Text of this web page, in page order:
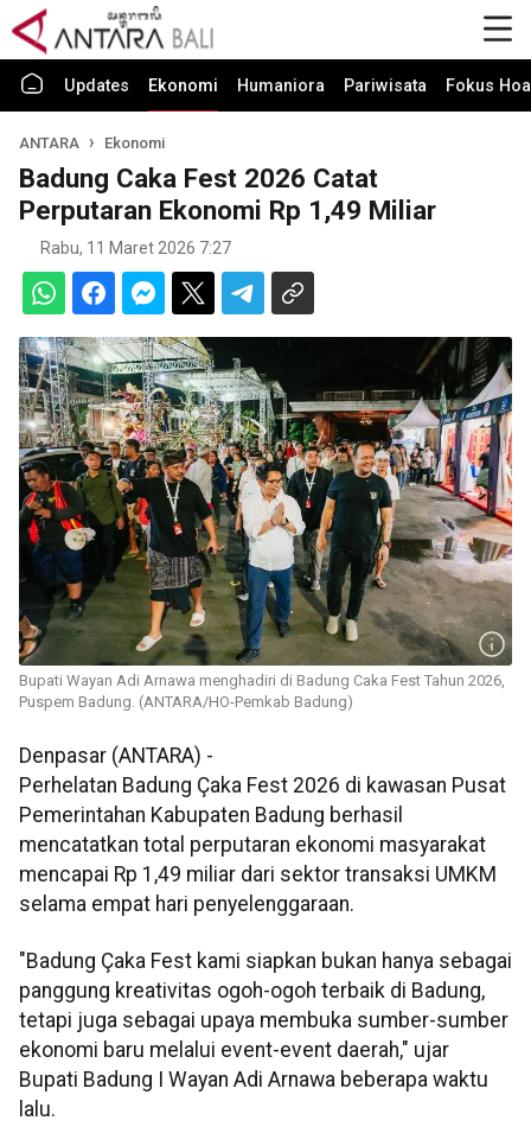
Updates Ekonomi Humaniora Pariwisata Fokus
ANTARA Ekonomi
Badung Caka Fest 2026 Catat
Perputaran Ekonomi Rp 1,49 Miliar
Rabu, 11 Maret 2026 7:27
Bupati Wayan Adi Arnawa menghadiri di Badung Caka Fest Tahun 2026,
Puspem Badung. (ANTARA/HO-Pemkab Badung)
Denpasar (ANTARA) -
Perhelatan Badung Çaka Fest 2026 di kawasan Pusat
Pemerintahan Kabupaten Badung berhasil
mencatatkan total perputaran ekonomi masyarakat
mencapai Rp 1,49 miliar dari sektor transaksi UMKM
selama empat hari penyelenggaraan.
"Badung Çaka Fest kami siapkan bukan hanya sebagai
panggung kreativitas ogoh-ogoh terbaik di Badung,
tetapi juga sebagai upaya membuka sumber-sumber
ekonomi baru melalui event-event daerah," ujar
Bupati Badung I Wayan Adi Arnawa beberapa waktu
lalu.